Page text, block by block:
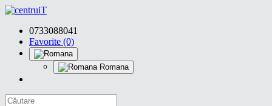
0733088041
Favorite (0)
Romana